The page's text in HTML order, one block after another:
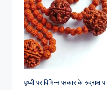
पृथ्वी पर विभिन्न प्रकार के